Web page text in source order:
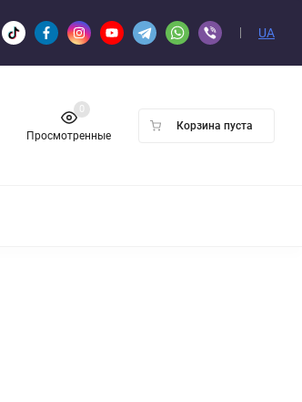
UA
Просмотренные
0
Корзина пуста